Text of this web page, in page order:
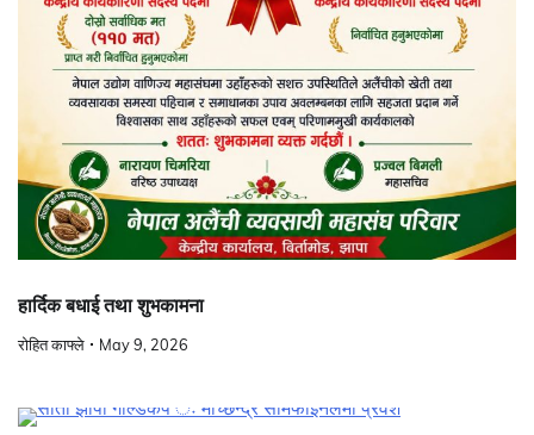
हार्दिक बधाई तथा शुभकामना
रोहित काफ्ले May 9, 2026